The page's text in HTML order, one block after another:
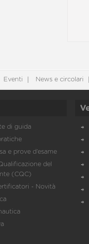
Eventi News e circolari
di guida
e prove d’esame
del
(CQC)
- Novità